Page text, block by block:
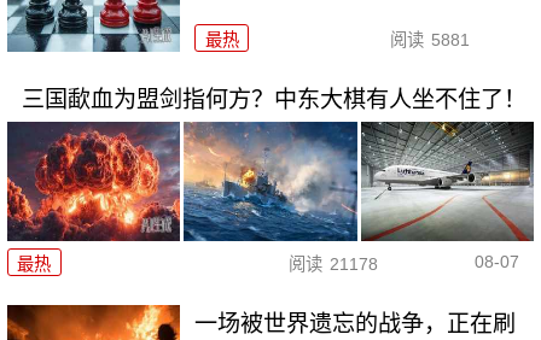
最热 阅读 5881
三国歃血为盟剑指何方？中东大棋有人坐不住了！
最热 阅读 21178 08-07
一场被世界遗忘的战争，正在刷